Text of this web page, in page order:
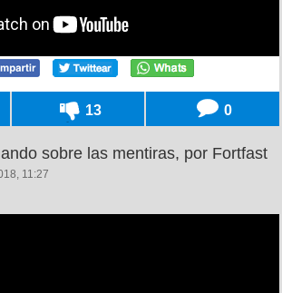
13 0
sobre las mentiras, por Fortfast
11:27